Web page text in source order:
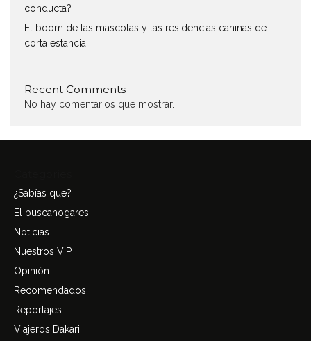
conducta?
El boom de las mascotas y las residencias caninas de
corta estancia
Recent Comments
No hay comentarios que mostrar.
¿Sabías que?
El buscahogares
Noticias
Nuestros VIP
Opinión
Recomendados
Reportajes
Viajeros Dakari